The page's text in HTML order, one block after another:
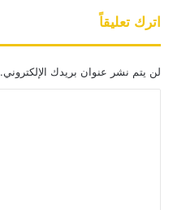
اترك تعليقاً
لن يتم نشر عنوان بريدك الإلكتروني.